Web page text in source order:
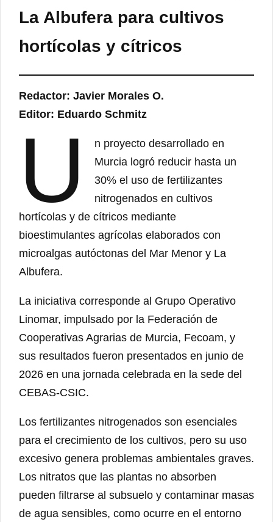
La Albufera para cultivos
hortícolas y cítricos
Redactor: Javier Morales O.
Editor: Eduardo Schmitz
U
n proyecto desarrollado en
Murcia logró reducir hasta un
30% el uso de fertilizantes
nitrogenados en cultivos
hortícolas y de cítricos mediante
bioestimulantes agrícolas elaborados con
microalgas autóctonas del Mar Menor y La
Albufera.
La iniciativa corresponde al Grupo Operativo
Linomar, impulsado por la Federación de
Cooperativas Agrarias de Murcia, Fecoam, y
sus resultados fueron presentados en junio de
2026 en una jornada celebrada en la sede del
CEBAS-CSIC.
Los fertilizantes nitrogenados son esenciales
para el crecimiento de los cultivos, pero su uso
excesivo genera problemas ambientales graves.
Los nitratos que las plantas no absorben
pueden filtrarse al subsuelo y contaminar masas
de agua sensibles, como ocurre en el entorno